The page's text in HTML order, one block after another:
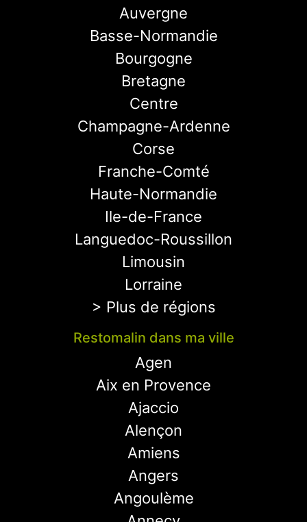
Auvergne
Basse-Normandie
Bourgogne
Bretagne
Centre
Champagne-Ardenne
Corse
Franche-Comté
Haute-Normandie
Ile-de-France
Languedoc-Roussillon
Limousin
Lorraine
> Plus de régions
Restomalin dans ma ville
Agen
Aix en Provence
Ajaccio
Alençon
Amiens
Angers
Angoulème